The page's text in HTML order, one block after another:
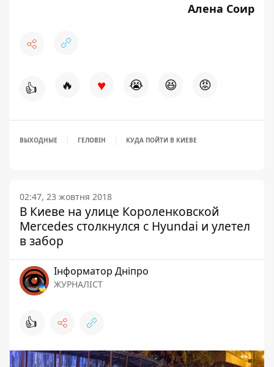
Алена Соир
👍 🔥 ♥ 😭 😆 😡
ВЫХОДНЫЕ ГЕЛОВІН КУДА ПОЙТИ В КИЕВЕ
02:47, 23 жовтня 2018
В Киеве на улице Короленковской
Mercedes столкнулся с Hyundai и улетел
в забор
Інформатор Дніпро
ЖУРНАЛІСТ
👍